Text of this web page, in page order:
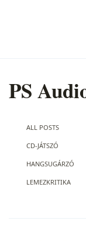
PS
ALL POSTS
CD-JÁTSZÓ
HANGSUGÁRZÓ
LEMEZKRITIKA